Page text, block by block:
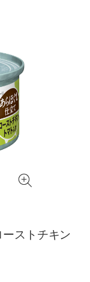
ストチキン